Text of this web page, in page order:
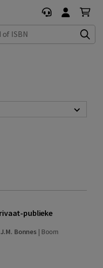
publieke
J.M. Bonnes | Boom